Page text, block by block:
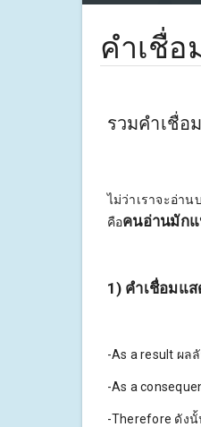
คำเชื่
รวมคำเชื่
ไม่ว่าเราจะอ่า
คือคนอ่านมัก
1) คำเชื่อมแ
-As a result ผล
-As a
-Therefore ดัง